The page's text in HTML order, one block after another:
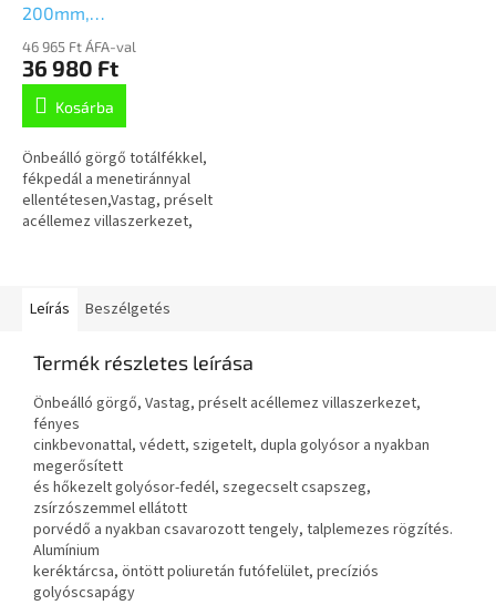
200mm,
fékkel,Talplemezzel,
4687ITP200P63 SH80
46 965 Ft ÁFA-val
36 980 Ft
Kosárba
Önbeálló görgő totálfékkel,
fékpedál a menetiránnyal
ellentétesen,Vastag, préselt
acéllemez villaszerkezet,
Leírás
Beszélgetés
Termék részletes leírása
Önbeálló görgő, Vastag, préselt acéllemez villaszerkezet,
fényes
cinkbevonattal, védett, szigetelt, dupla golyósor a nyakban
megerősített
és hőkezelt golyósor-fedél, szegecselt csapszeg,
zsírzószemmel ellátott
porvédő a nyakban csavarozott tengely, talplemezes rögzítés.
Alumínium
keréktárcsa, öntött poliuretán futófelület, precíziós
golyóscsapágy